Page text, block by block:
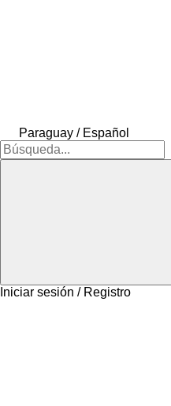
Paraguay / Español
Iniciar sesión / Registro